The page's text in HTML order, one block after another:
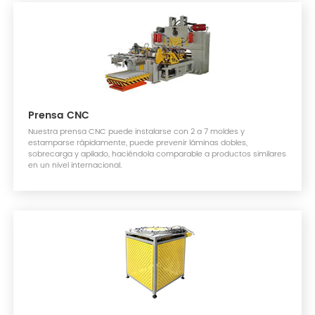
Prensa CNC
Nuestra prensa CNC puede instalarse con 2 a 7 moldes y
estamparse rápidamente, puede prevenir láminas dobles,
sobrecarga y apilado, haciéndola comparable a productos similares
en un nivel internacional.